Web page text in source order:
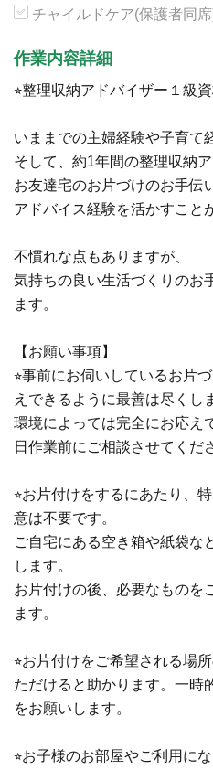
チャイルドケア(保護者同
作業内容詳細
⭐︎整理収納アドバイザー１級資
いままでの主婦経験や子育て
そして、約1年間の整理収納ア
お友達宅のお片づけのお手伝
アドバイス経験を活かすこと
不慣れな点もありますが、
気持ちの良い生活づくりのお
ます。
【お願い事項】
⭐︎事前にお伺いしているお片
えできるように最善は尽くし
環境によっては完全にお応え
日作業前にご相談させてくだ
⭐︎お片付けをするにあたり、
意は不要です。
ご自宅にある空き箱や紙袋な
します。
お片付けの後、必要なものを
ます。
⭐︎お片付けをご希望される場
ただけると助かります。一時
をお願いします。
⭐︎お子様のお部屋やご利用に